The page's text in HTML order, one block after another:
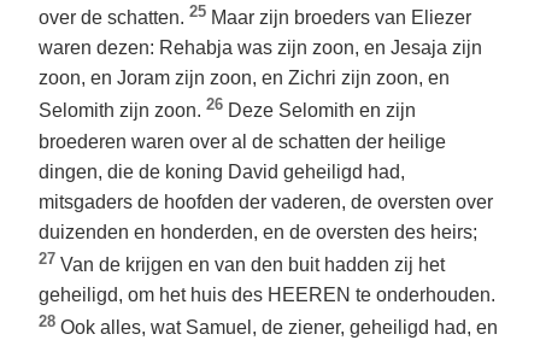
over de schatten. 25 Maar zijn broeders van Eliezer
waren dezen: Rehabja was zijn zoon, en Jesaja zijn
zoon, en Joram zijn zoon, en Zichri zijn zoon, en
Selomith zijn zoon. 26 Deze Selomith en zijn
broederen waren over al de schatten der heilige
dingen, die de koning David geheiligd had,
mitsgaders de hoofden der vaderen, de oversten over
duizenden en honderden, en de oversten des heirs;
27 Van de krijgen en van den buit hadden zij het
geheiligd, om het huis des HEEREN te onderhouden.
28 Ook alles, wat Samuel, de ziener, geheiligd had, en